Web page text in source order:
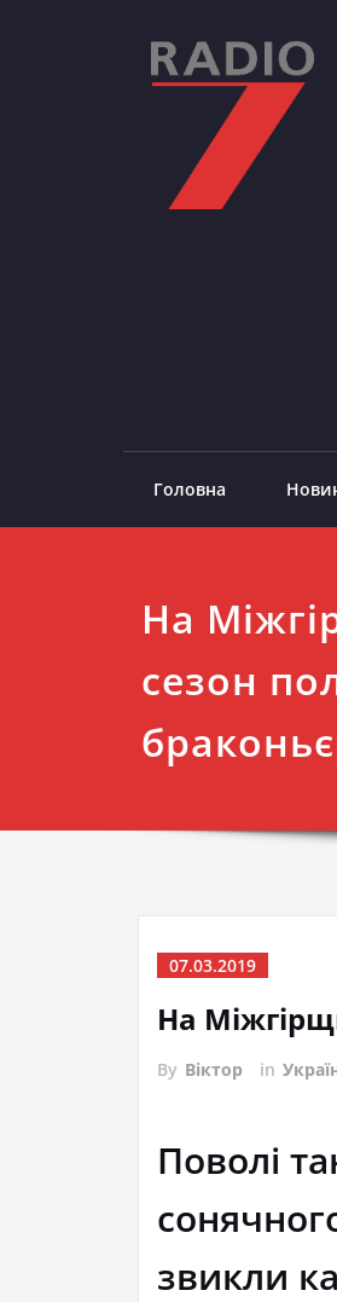
Головна
На
сезон
07.03.2019
На
By Віктор in
Поволі
звикли